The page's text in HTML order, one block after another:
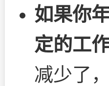
如果你
定的工
减少了